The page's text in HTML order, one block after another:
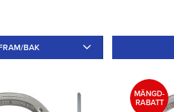
BAK
Utan 19
MÄNGD-
RABATT